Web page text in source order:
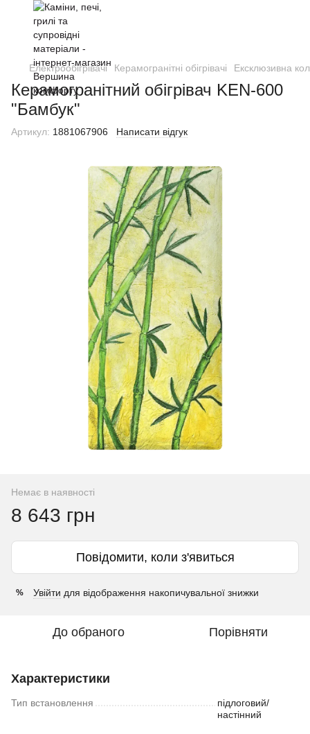
Електрообігрівачі Керамогранітні обігрівачі Ексклюзивна
Керамогранітний обігрівач KEN-600
"Бамбук"
Артикул: 1881067906 Написати відгук
Немає в наявності
8 643 грн
Повідомити, коли з'явиться
% Увійти для відображення накопичувальної знижки
До обраного Порівняти
Характеристики
Тип встановлення
підлоговий/
настінний